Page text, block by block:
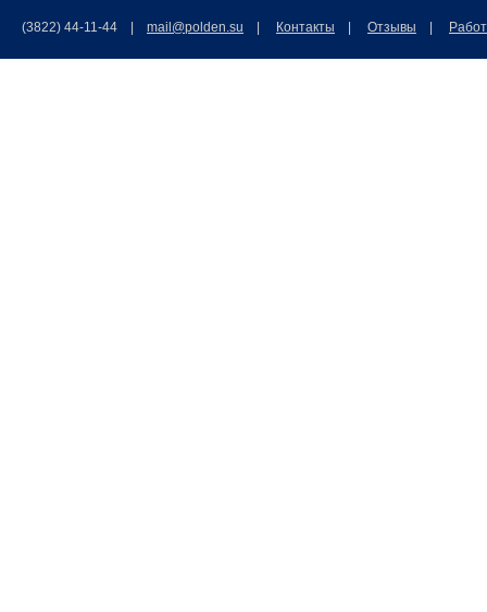
(3822) 44-11-44 | mail@polden.su Контакты Отзывы